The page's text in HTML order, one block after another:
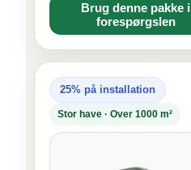
Brug denne pakke i
forespørgslen
25% på installation
Stor have · Over 1000 m²